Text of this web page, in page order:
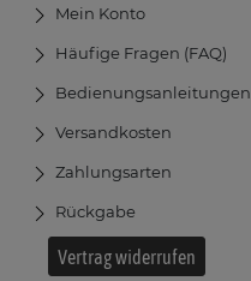
Mein Konto
Häufige Fragen (FAQ)
Bedienungsanleitungen
Versandkosten
Zahlungsarten
Rückgabe
Vertrag widerrufen